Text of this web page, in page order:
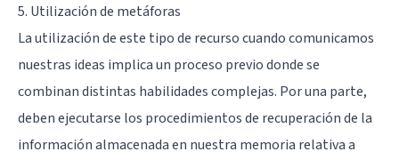
5. Utilización de metáforas
La utilización de este tipo de recurso cuando comunicamos
nuestras ideas implica un proceso previo donde se
combinan distintas habilidades complejas. Por una parte,
deben ejecutarse los procedimientos de recuperación de la
información almacenada en nuestra memoria relativa a